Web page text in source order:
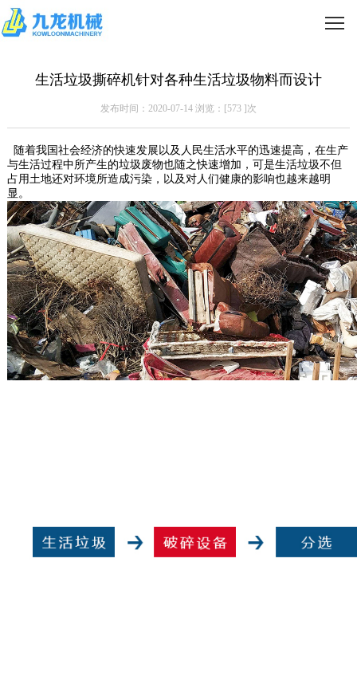
生活垃圾撕碎机针对各种生活垃圾物料而设计
发布时间：2020-07-14 浏览：[573 ]次
随着我国社会经济的快速发展以及人民生活水平的迅速提高，在生产
与生活过程中所产生的垃圾废物也随之快速增加，可是生活垃圾不但
占用土地还对环境所造成污染，以及对人们健康的影响也越来越明
显。